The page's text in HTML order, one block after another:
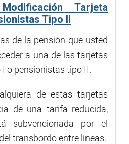
Tarjeta
Tipo II
de la pensión que usted
a una de las tarjetas
o pensionistas tipo II.
de estas tarjetas
de una tarifa reducida,
subvencionada por el
transbordo entre líneas.